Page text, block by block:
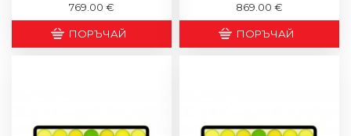
769.00 €
ПОРЪЧАЙ
869.00 €
ПОРЪЧАЙ